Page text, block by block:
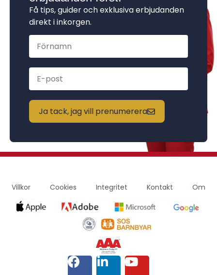
Få tips, guider och exklusiva erbjudanden
direkt i inkorgen.
Ja tack, jag vill prenumerera
Villkor Cookies Integritet Kontakt Om